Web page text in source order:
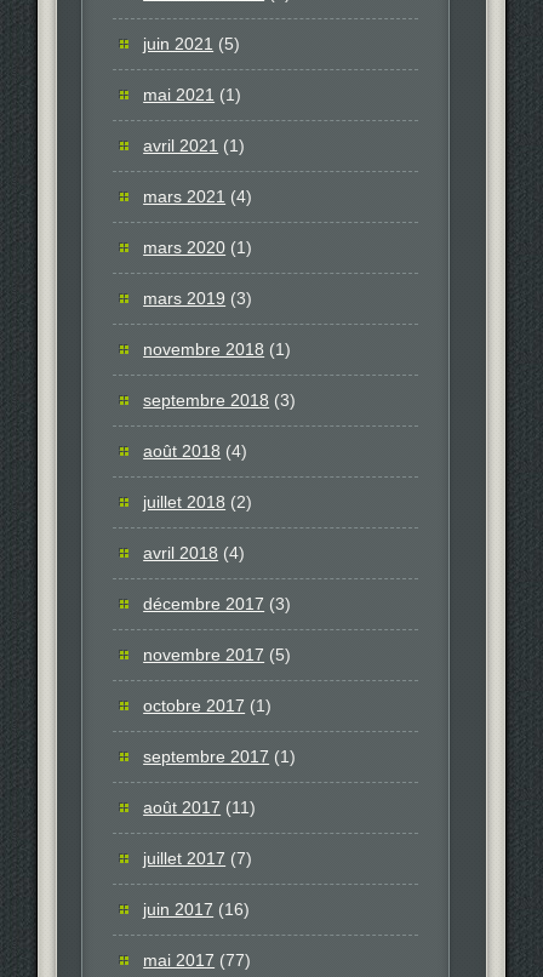
juin 2021 (5)
mai 2021 (1)
avril 2021 (1)
mars 2021 (4)
mars 2020 (1)
mars 2019 (3)
novembre 2018 (1)
septembre 2018 (3)
août 2018 (4)
juillet 2018 (2)
avril 2018 (4)
décembre 2017 (3)
novembre 2017 (5)
octobre 2017 (1)
septembre 2017 (1)
août 2017 (11)
juillet 2017 (7)
juin 2017 (16)
mai 2017 (77)